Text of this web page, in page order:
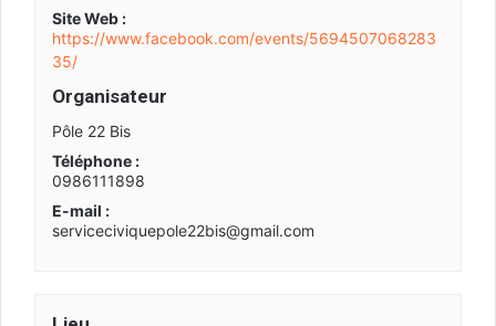
Site Web :
https://www.facebook.com/events/5694507068283
35/
Organisateur
Pôle 22 Bis
Téléphone :
0986111898
E-mail :
serviceciviquepole22bis@gmail.com